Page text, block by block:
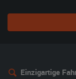
Einzigartige